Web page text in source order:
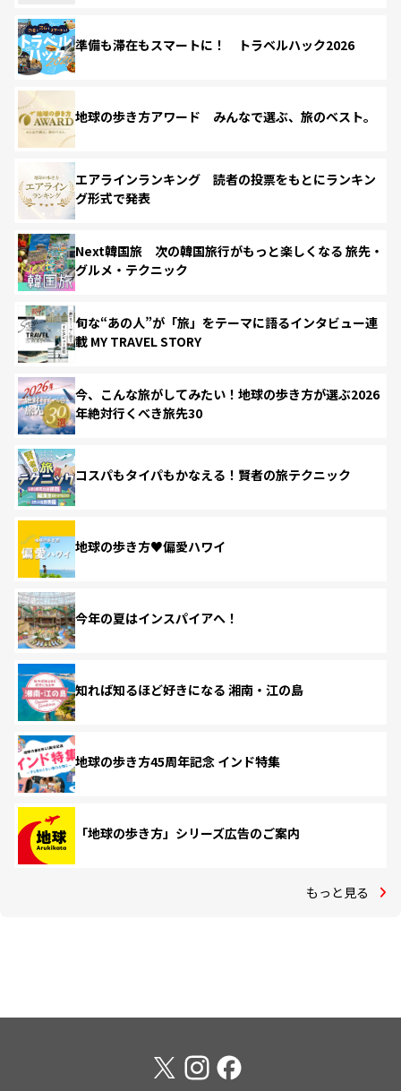
準備も滞在もスマートに！ トラベルハック2026
地球の歩き方アワード みんなで選ぶ、旅のベスト。
エアラインランキング 読者の投票をもとにランキン
グ形式で発表
Next韓国旅 次の韓国旅行がもっと楽しくなる 旅先・
グルメ・テクニック
旬な“あの人”が「旅」をテーマに語るインタビュー連
載 MY TRAVEL STORY
今、こんな旅がしてみたい！地球の歩き方が選ぶ2026
年絶対行くべき旅先30
コスパもタイパもかなえる！賢者の旅テクニック
地球の歩き方♥偏愛ハワイ
今年の夏はインスパイアへ！
知れば知るほど好きになる 湘南・江の島
地球の歩き方45周年記念 インド特集
「地球の歩き方」シリーズ広告のご案内
もっと見る